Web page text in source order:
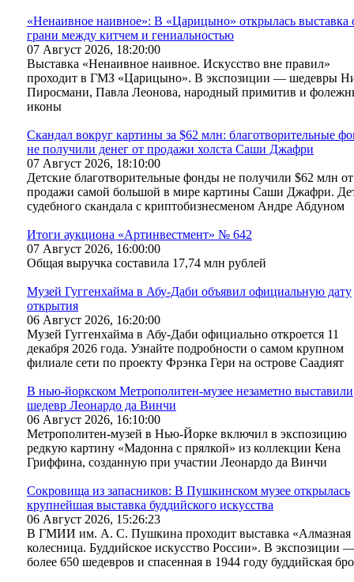
«Ненаивное наивное»: В «Царицыно» открылась выставка
грани между китчем и гениальностью
07 Август 2026, 18:20:00
Выставка «Ненаивное наивное. Искусство вне правил»
проходит в ГМЗ «Царицыно». В экспозиции — шедевры
Пиросмани, Павла Леонова, народный примитив и
иконы
Скандал вокруг картины за $62 млн: благотворительные
не получили денег от продажи холста Саши Джафри
07 Август 2026, 18:10:00
Детские благотворительные фонды не получили $62 млн от
продажи самой большой в мире картины Саши Джафри.
судебного скандала с криптобизнесменом Андре Абдуном
Итоги аукциона «Артинвестмент» № 642
07 Август 2026, 16:00:00
Общая выручка составила 17,74 млн рублей
Музей Гуггенхайма в Абу-Даби объявил официальную дату
открытия
06 Август 2026, 16:20:00
Музей Гуггенхайма в Абу-Даби официально откроется 11
декабря 2026 года. Узнайте подробности о самом крупном
филиале сети по проекту Фрэнка Гери на острове Саадият
В нью-йоркском Метрополитен-музее незаметно выставили
шедевр Леонардо да Винчи
06 Август 2026, 16:10:00
Метрополитен-музей в Нью-Йорке включил в экспозицию
редкую картину «Мадонна с прялкой» из коллекции Кена
Гриффина, созданную при участии Леонардо да Винчи
Сокровища из запасников: В Пушкинском музее открылась
крупнейшая выставка буддийского искусства
06 Август 2026, 15:26:23
В ГМИИ им. А. С. Пушкина проходит выставка «Алмазная
колесница. Буддийское искусство России». В экспозиции
более 650 шедевров и спасенная в 1944 году буддийская